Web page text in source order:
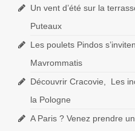
Un vent d’été sur la
Puteaux
Les poulets Pindos
Mavrommatis
Découvrir Cracovie, Les
la Pologne
A Paris ? Venez prendre